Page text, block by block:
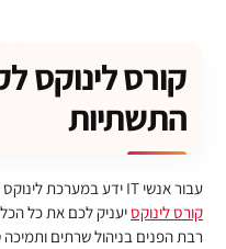
קורס לינוקס
התשתיות
עבור אנשי IT ידע במערכת לינוקס יכולה לפתוח דלתות רבות בזירת ההייטק.
קורס לינוקסיעניק לכם את כל
רבת הפנים בניהול שרתים